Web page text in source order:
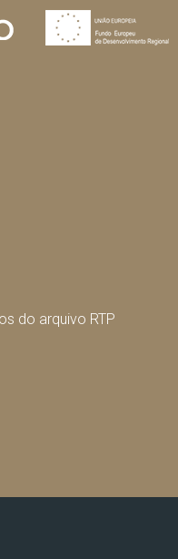
do arquivo RTP